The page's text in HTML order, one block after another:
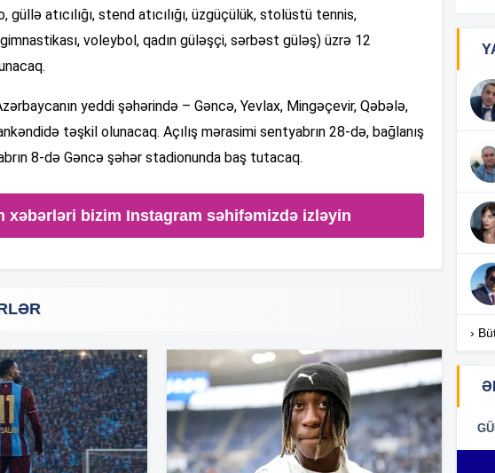
güllə atıcılığı, stend atıcılığı, üzgüçülük, stolüstü tennis,
voleybol, qadın güləşçi, sərbəst güləş) üzrə 12
yeddi şəhərində – Gəncə, Yevlax, Mingəçevir, Qəbələ,
təşkil olunacaq. Açılış mərasimi sentyabrın 28-də, bağlanış
8-də Gəncə şəhər stadionunda baş tutacaq.
xəbərləri bizim Instagram səhifəmizdə izləyin
›